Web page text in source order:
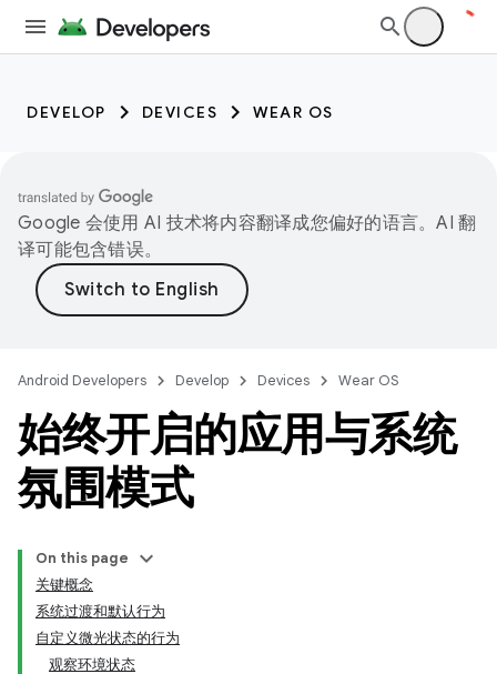
DEVELOP DEVICES WEAR OS
Google 会使用 AI 技术将内容翻译成您偏好的语言。AI 翻
译可能包含错误。
Android Developers Develop Devices Wear OS
始终开启的应用与系统
氛围模式
On this page
关键概念
系统过渡和默认行为
自定义微光状态的行为
观察环境状态